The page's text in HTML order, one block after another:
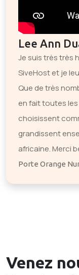
Lee Ann
Je suis très très
SiveHost et je
Que de très
en fait toutes
choisissent
grandissent
africaine. Merci
Porte Orange
Venez